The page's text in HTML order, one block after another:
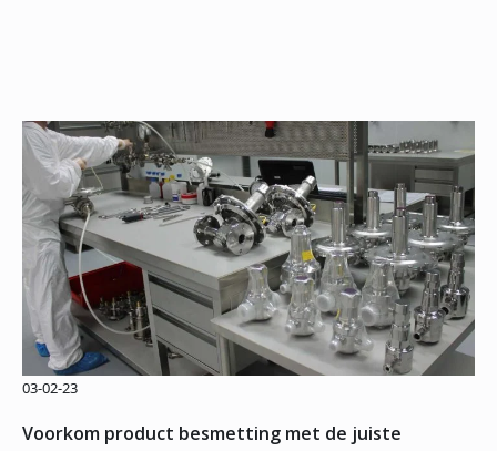
Voorkom product besmetting met de juiste
03-02-23